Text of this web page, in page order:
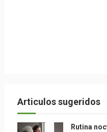
Articulos sugeridos
Rutina